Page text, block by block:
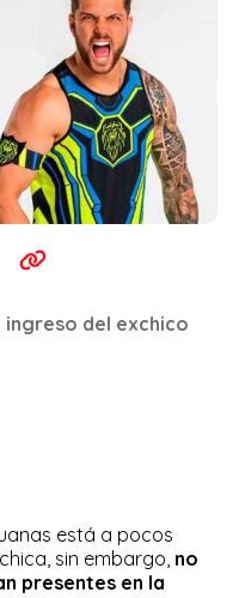
del exchico
está a pocos
sin embargo, no
presentes en la